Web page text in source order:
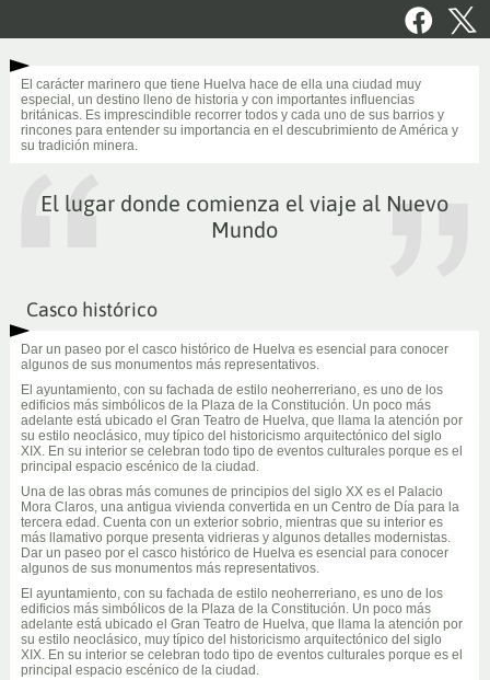
El carácter marinero que tiene Huelva hace de ella una ciudad muy
especial, un destino lleno de historia y con importantes influencias
británicas. Es imprescindible recorrer todos y cada uno de sus barrios y
rincones para entender su importancia en el descubrimiento de América y
su tradición minera.
El lugar donde comienza el viaje al Nuevo
Mundo
Casco histórico
Dar un paseo por el casco histórico de Huelva es esencial para conocer
algunos de sus monumentos más representativos.
El ayuntamiento, con su fachada de estilo neoherreriano, es uno de los
edificios más simbólicos de la Plaza de la Constitución. Un poco más
adelante está ubicado el Gran Teatro de Huelva, que llama la atención por
su estilo neoclásico, muy típico del historicismo arquitectónico del siglo
XIX. En su interior se celebran todo tipo de eventos culturales porque es el
principal espacio escénico de la ciudad.
Una de las obras más comunes de principios del siglo XX es el Palacio
Mora Claros, una antigua vivienda convertida en un Centro de Día para la
tercera edad. Cuenta con un exterior sobrio, mientras que su interior es
más llamativo porque presenta vidrieras y algunos detalles modernistas.
Dar un paseo por el casco histórico de Huelva es esencial para conocer
algunos de sus monumentos más representativos.
El ayuntamiento, con su fachada de estilo neoherreriano, es uno de los
edificios más simbólicos de la Plaza de la Constitución. Un poco más
adelante está ubicado el Gran Teatro de Huelva, que llama la atención por
su estilo neoclásico, muy típico del historicismo arquitectónico del siglo
XIX. En su interior se celebran todo tipo de eventos culturales porque es el
principal espacio escénico de la ciudad.